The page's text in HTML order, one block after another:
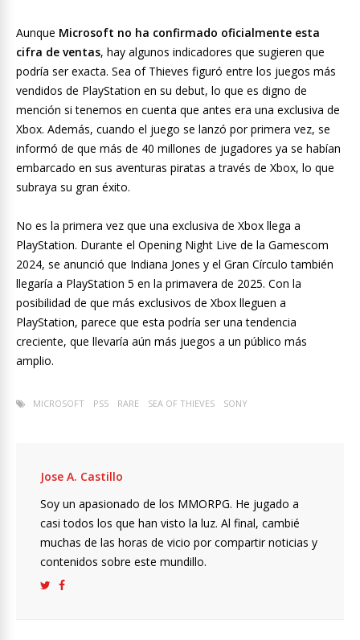
Aunque Microsoft no ha confirmado oficialmente esta
cifra de ventas, hay algunos indicadores que sugieren que
podría ser exacta. Sea of Thieves figuró entre los juegos más
vendidos de PlayStation en su debut, lo que es digno de
mención si tenemos en cuenta que antes era una exclusiva de
Xbox. Además, cuando el juego se lanzó por primera vez, se
informó de que más de 40 millones de jugadores ya se habían
embarcado en sus aventuras piratas a través de Xbox, lo que
subraya su gran éxito.
No es la primera vez que una exclusiva de Xbox llega a
PlayStation. Durante el Opening Night Live de la Gamescom
2024, se anunció que Indiana Jones y el Gran Círculo también
llegaría a PlayStation 5 en la primavera de 2025. Con la
posibilidad de que más exclusivos de Xbox lleguen a
PlayStation, parece que esta podría ser una tendencia
creciente, que llevaría aún más juegos a un público más
amplio.
MICROSOFT PS5 RARE SEA OF THIEVES SONY
Jose A. Castillo
Soy un apasionado de los MMORPG. He jugado a
casi todos los que han visto la luz. Al final, cambié
muchas de las horas de vicio por compartir noticias y
contenidos sobre este mundillo.